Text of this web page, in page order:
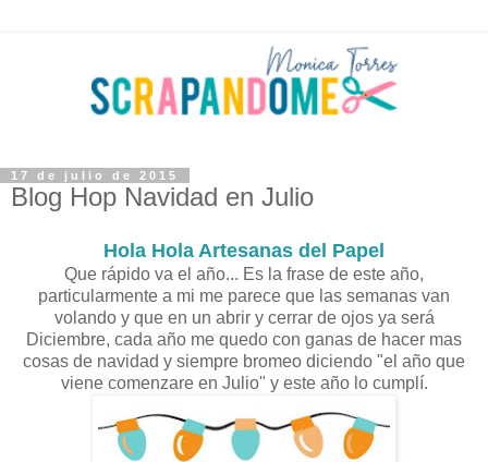
17 de julio de 2015
Blog Hop Navidad en Julio
Hola Hola Artesanas del Papel
Que rápido va el año... Es la frase de este año,
particularmente a mi me parece que las semanas van
volando y que en un abrir y cerrar de ojos ya será
Diciembre, cada año me quedo con ganas de hacer mas
cosas de navidad y siempre bromeo diciendo "el año que
viene comenzare en Julio" y este año lo cumplí.